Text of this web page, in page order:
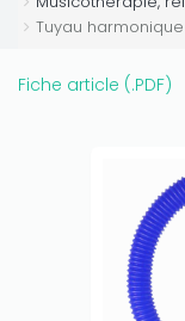
Tuyau
Fiche article (.PDF)